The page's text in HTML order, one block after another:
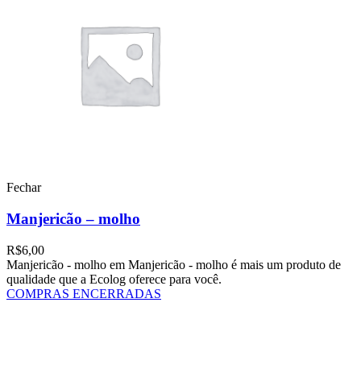
Fechar
Manjericão – molho
R$6,00
Manjericão - molho em Manjericão - molho é mais um produto de
qualidade que a Ecolog oferece para você.
COMPRAS ENCERRADAS